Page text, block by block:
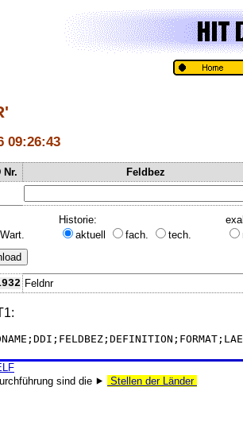
09:26:43
Nr. Feldbez
Wart.
Historie:
aktuell
fach. tech.
Feldnr
:
sind die ⯈
Stellen der Länder